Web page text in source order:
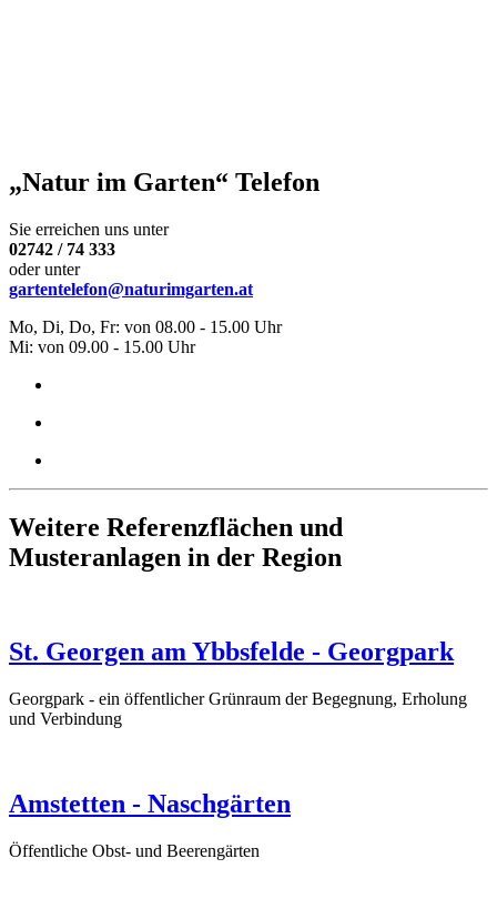
„Natur im Garten“ Telefon
Sie erreichen uns unter
02742 / 74 333
oder unter
gartentelefon@naturimgarten.at
Mo, Di, Do, Fr: von 08.00 - 15.00 Uhr
Mi: von 09.00 - 15.00 Uhr
Weitere Referenzflächen und
Musteranlagen in der Region
St. Georgen am Ybbsfelde - Georgpark
Georgpark - ein öffentlicher Grünraum der Begegnung, Erholung
und Verbindung
Amstetten - Naschgärten
Öffentliche Obst- und Beerengärten